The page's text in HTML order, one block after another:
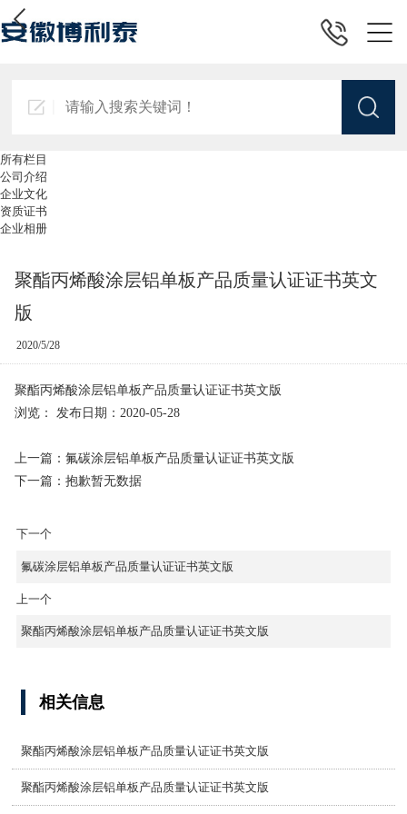
所有栏目
公司介绍
企业文化
资质证书
企业相册
聚酯丙烯酸涂层铝单板产品质量认证证书英文
版
2020/5/28
聚酯丙烯酸涂层铝单板产品质量认证证书英文版
浏览：
发布日期：2020-05-28
上一篇：氟碳涂层铝单板产品质量认证证书英文版
下一篇：抱歉暂无数据
下一个
氟碳涂层铝单板产品质量认证证书英文版
上一个
聚酯丙烯酸涂层铝单板产品质量认证证书英文版
相关信息
聚酯丙烯酸涂层铝单板产品质量认证证书英文版
聚酯丙烯酸涂层铝单板产品质量认证证书英文版